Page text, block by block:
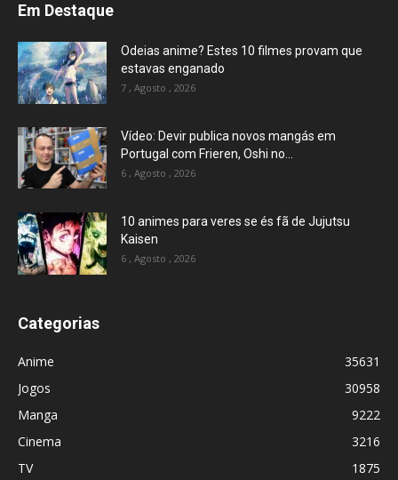
Em Destaque
Odeias anime? Estes 10 filmes provam que
estavas enganado
7 , Agosto , 2026
Vídeo: Devir publica novos mangás em
Portugal com Frieren, Oshi no...
6 , Agosto , 2026
10 animes para veres se és fã de Jujutsu
Kaisen
6 , Agosto , 2026
Categorias
Anime
35631
Jogos
30958
Manga
9222
Cinema
3216
TV
1875